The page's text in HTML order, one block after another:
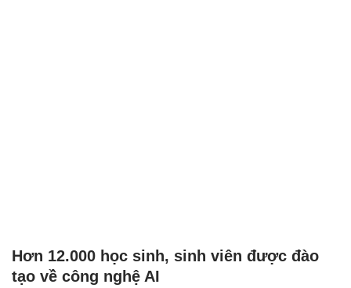
Hơn 12.000 học sinh, sinh viên được đào
tạo về công nghệ AI